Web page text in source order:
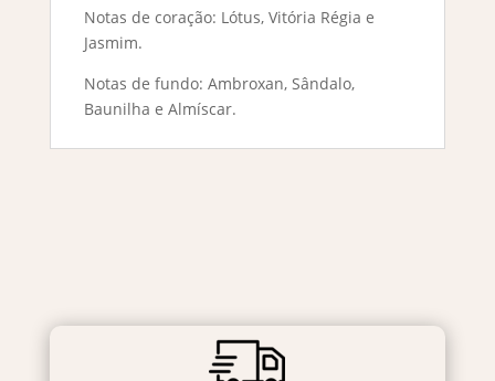
Notas de coração: Lótus, Vitória Régia e
Jasmim.
Notas de fundo: Ambroxan, Sândalo,
Baunilha e Almíscar.